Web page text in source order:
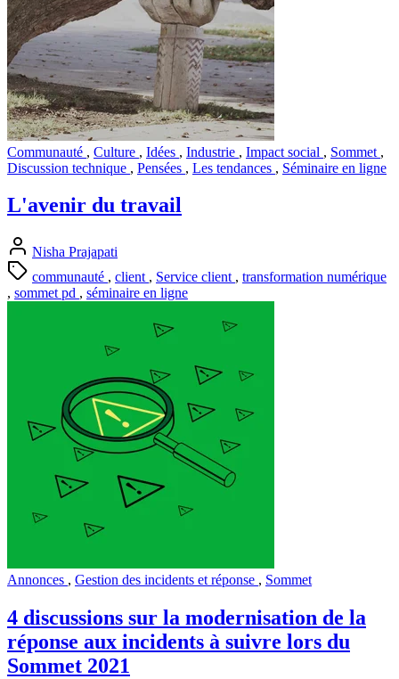
Communauté , Culture , Idées , Industrie , Impact social , Sommet ,
Discussion technique , Pensées , Les tendances , Séminaire en ligne
L'avenir du travail
Nisha Prajapati
communauté , client , Service client , transformation numérique
, sommet pd , séminaire en ligne
Annonces , Gestion des incidents et réponse , Sommet
4 discussions sur la modernisation de la
réponse aux incidents à suivre lors du
Sommet 2021